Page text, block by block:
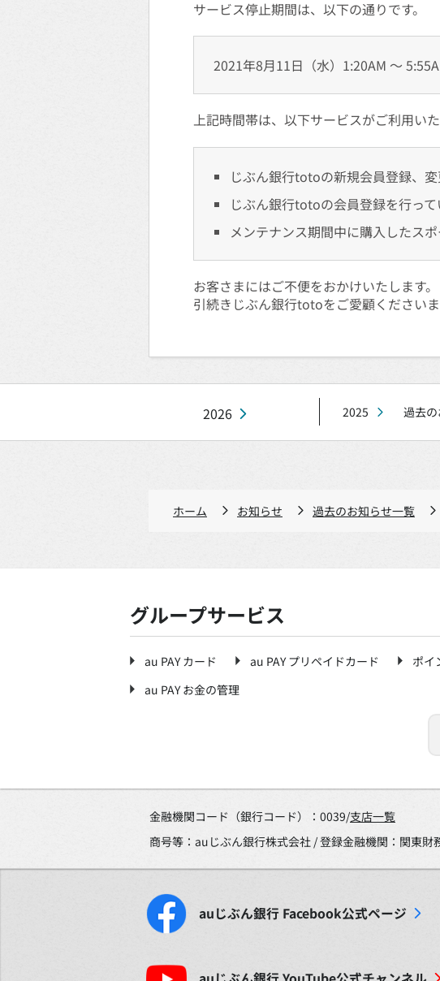
サービス停止期間は、以下の通りです。
2021年8月11日（水）1:20AM ～
上記時間帯は、以下サービスがご利用いた
じぶん銀行totoの新規会員登録、
じぶん銀行totoの会員登録を行っ
メンテナンス期間中に購入したス
お客さまにはご不便をおかけいたします。
引続きじぶん銀行totoをご愛顧ください
2026 2025 過去
ホーム お知らせ 過去のお知らせ一覧
グループサービス
au PAY カード au PAY プリペイドカード ポイ
au PAY お金の管理
金融機関コード（銀行コード）：0039/支店一覧
商号等：auじぶん銀行株式会社 / 登録金融機関：関東
auじぶん銀行 Facebook公式ページ